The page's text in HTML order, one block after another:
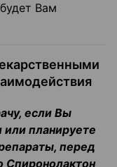
Вам
если Вы
планируете
перед
Спиронолактон